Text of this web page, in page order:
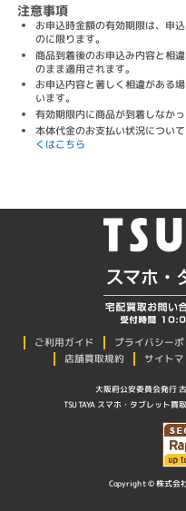
注意事項
お申込時金額の有効期限は、申
のに限ります。
商品到着後のお申込み内容と相
のまま適用されます。
お申込内容と著しく相違がある
います。
有効期限内に商品が到着しなか
本体代金のお支払い状況につい
くはこちら
ご利用ガイド プライバシー
店舗買取規約
サイト
大阪府公安委員会発行
TSUTAYA スマホ・タブレット買
Copyright © 株式会